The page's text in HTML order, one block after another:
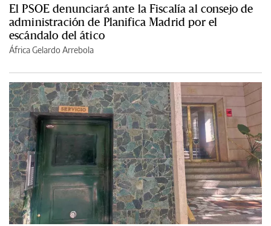
El PSOE denunciará ante la Fiscalía al consejo de
administración de Planifica Madrid por el
escándalo del ático
África Gelardo Arrebola